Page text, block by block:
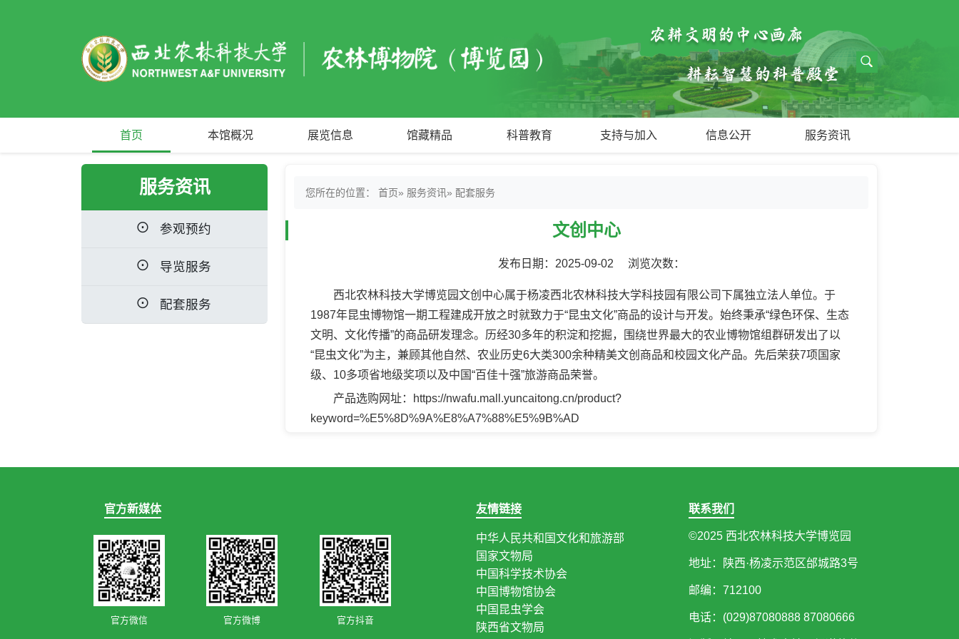
首页 本馆概况 展览信息 馆藏精品 科普教育 支持与加入 信息公开 服务资讯
服务资讯
参观预约
导览服务
配套服务
您所在的位置： 首页» 服务资讯 » 配套服务
文创中心
发布日期：2025-09-02 浏览次数：
西北农林科技大学博览园文创中心属于杨凌西北农林科技大学科技园有限公司下属独立法人单位。于
1987年昆虫博物馆一期工程建成开放之时就致力于“昆虫文化”商品的设计与开发。始终秉承“绿色环保、生态
文明、文化传播”的商品研发理念。历经30多年的积淀和挖掘，围绕世界最大的农业博物馆组群研发出了以
“昆虫文化”为主，兼顾其他自然、农业历史6大类300余种精美文创商品和校园文化产品。先后荣获7项国家
级、10多项省地级奖项以及中国“百佳十强”旅游商品荣誉。
产品选购网址：https://nwafu.mall.yuncaitong.cn/product?
keyword=%E5%8D%9A%E8%A7%88%E5%9B%AD
官方新媒体
官方微信 官方微博 官方抖音
友情链接
中华人民共和国文化和旅游部
国家文物局
中国科学技术协会
中国博物馆协会
中国昆虫学会
陕西省文物局
联系我们
©2025 西北农林科技大学博览园
地址：陕西·杨凌示范区邰城路3号
邮编：712100
电话：(029)87080888 87080666